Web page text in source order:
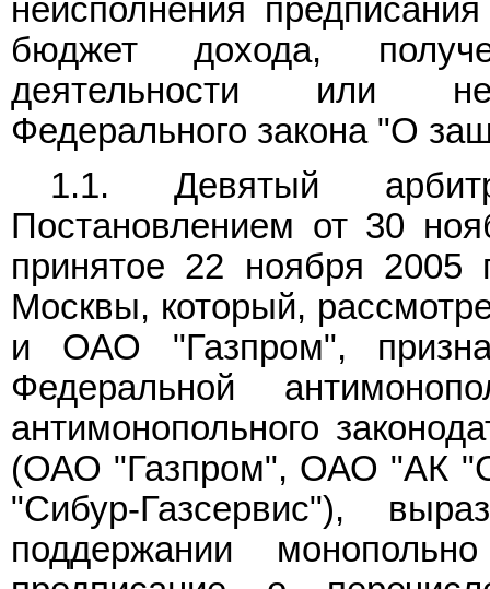
неисполнения
бюджет дохода,
деятельности или
Федерального закона "О
1.1. Девятый
Постановлением от 30
принятое 22 ноября 2005
Москвы, который,
и ОАО "Газпром",
Федеральной
антимонопольного
(ОАО "Газпром", ОАО "АК
"Сибур-Газсервис"),
поддержании